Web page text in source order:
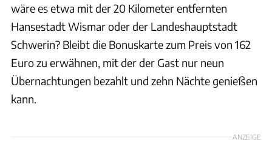
wäre es etwa mit der 20 Kilometer entfernten
Hansestadt Wismar oder der Landeshauptstadt
Schwerin? Bleibt die Bonuskarte zum Preis von 162
Euro zu erwähnen, mit der der Gast nur neun
Übernachtungen bezahlt und zehn Nächte genießen
kann.
ANZEIGE